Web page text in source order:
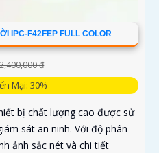
IPC-F42FEP FULL COLOR
₫
Mại: 30%
bị chất lượng cao được sử
sát an ninh. Với độ phân
ảnh sắc nét và chi tiết